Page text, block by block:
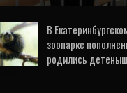
В
зоопарке
родились